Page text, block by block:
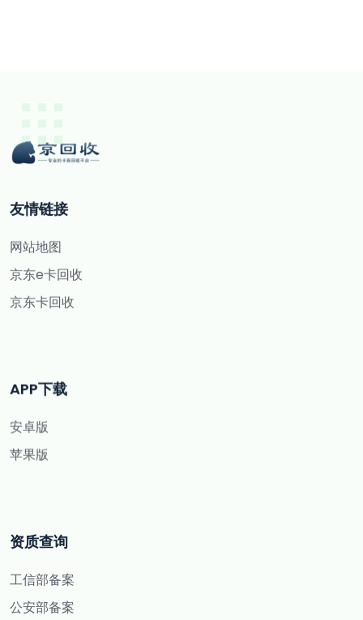
友情链接
网站地图
京东e卡回收
京东卡回收
APP下载
安卓版
苹果版
资质查询
工信部备案
公安部备案